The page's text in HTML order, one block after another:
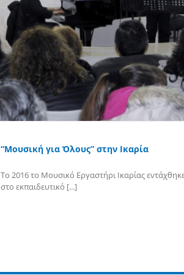
“Μουσική για Όλους” στην Ικαρία
Το 2016 το Μουσικό Εργαστήρι Ικαρίας
στο εκπαιδευτικό [...]